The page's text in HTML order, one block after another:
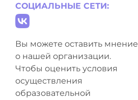
СОЦИАЛЬНЫЕ СЕТИ:
Вы можете оставить мнение
о нашей организации.
Чтобы оценить условия
осуществления
образовательной